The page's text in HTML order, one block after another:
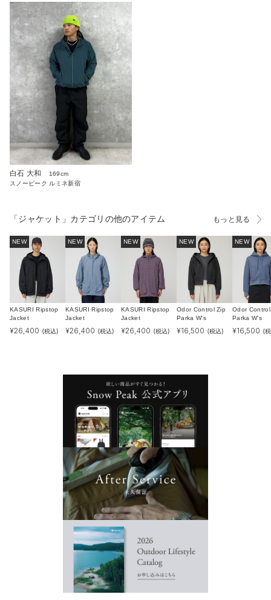
白石 大和
169cm
スノーピーク ルミネ新宿
「ジャケット」カテゴリの他のアイテム もっと見る
NEW
KASURI Ripstop
Jacket
¥26,400 (税込)
NEW
KASURI Ripstop
Jacket
¥26,400 (税込)
NEW
KASURI Ripstop
Jacket
¥26,400 (税込)
NEW
Odor Control Zip
Parka W's
¥16,500 (税込)
NEW
Odor
Parka W's
¥16,500 (